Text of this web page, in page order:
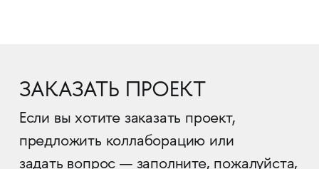
ЗАКАЗАТЬ ПРОЕКТ
Если вы хотите заказать проект,
предложить коллаборацию или
задать вопрос — заполните, пожалуйста,